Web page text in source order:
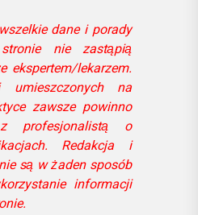
dane i porady
nie zastąpią
ekspertem/lekarzem.
na
zawsze powinno
profesjonalistą o
Redakcja i
są w żaden sposób
informacji